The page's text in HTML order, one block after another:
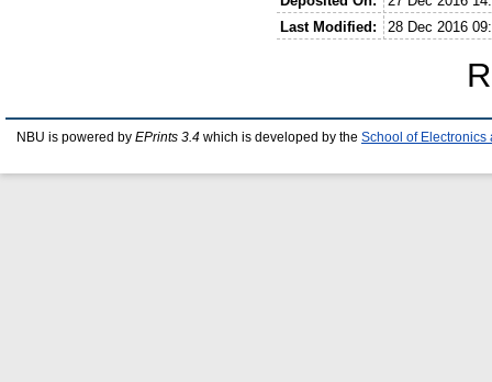
Last Modified:
28 Dec 2016
NBU is powered by EPrints 3.4 which is developed by the School of Electronics